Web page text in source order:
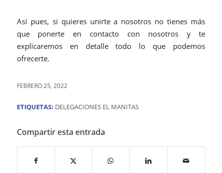
Así pues, si quieres unirte a nosotros no tienes más
que ponerte en contacto con nosotros y te
explicaremos en detalle todo lo que podemos
ofrecerte.
FEBRERO 25, 2022
ETIQUETAS: DELEGACIONES EL MANITAS
Compartir esta entrada